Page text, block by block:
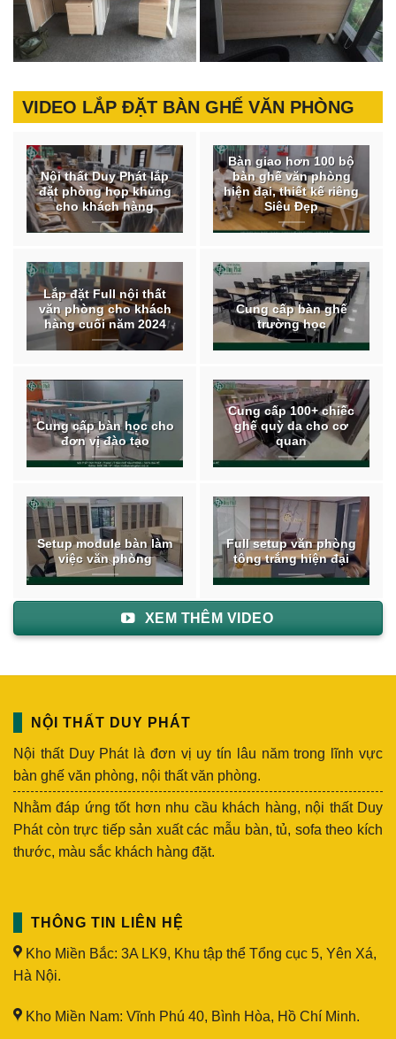
VIDEO LẮP ĐẶT BÀN GHẾ VĂN PHÒNG
Nội thất Duy Phát lắp
đặt phòng họp khủng
cho khách hàng
Bàn giao hơn 100 bộ
bàn ghế văn phòng
hiện đại, thiết kế riêng
Siêu Đẹp
Lắp đặt Full nội thất
văn phòng cho khách
hàng cuối năm 2024
Cung cấp bàn ghế
trường học
Cung cấp bàn học cho
đơn vị đào tạo
Cung cấp 100+ chiếc
ghế quỳ da cho cơ
quan
Setup module bàn làm
việc văn phòng
Full setup văn phòng
tông trắng hiện đại
XEM THÊM VIDEO
NỘI THẤT DUY PHÁT
Nội thất Duy Phát là đơn vị uy tín lâu năm trong lĩnh vực
bàn ghế văn phòng, nội thất văn phòng.
Nhằm đáp ứng tốt hơn nhu cầu khách hàng, nội thất Duy
Phát còn trực tiếp sản xuất các mẫu bàn, tủ, sofa theo kích
thước, màu sắc khách hàng đặt.
THÔNG TIN LIÊN HỆ
Kho Miền Bắc: 3A LK9, Khu tập thể Tổng cục 5, Yên Xá,
Hà Nội.
Kho Miền Nam: Vĩnh Phú 40, Bình Hòa, Hồ Chí Minh.